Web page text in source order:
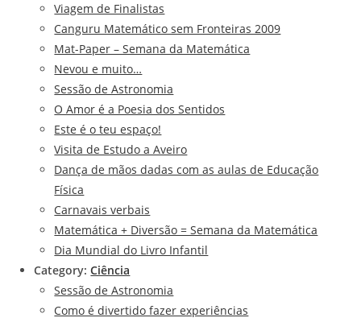
Viagem de Finalistas
Canguru Matemático sem Fronteiras 2009
Mat-Paper – Semana da Matemática
Nevou e muito…
Sessão de Astronomia
O Amor é a Poesia dos Sentidos
Este é o teu espaço!
Visita de Estudo a Aveiro
Dança de mãos dadas com as aulas de Educação
Física
Carnavais verbais
Matemática + Diversão = Semana da Matemática
Dia Mundial do Livro Infantil
Category:Ciência
Sessão de Astronomia
Como é divertido fazer experiências